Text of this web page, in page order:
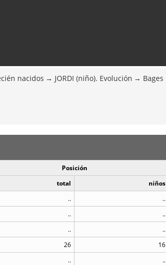
nacidos JORDI (niño). Evolución Bages
Posición
total niños
.. ..
.. ..
.. ..
26 16
.. ..